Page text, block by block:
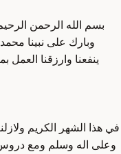
بسم الله الرحمن
وبارك على نبينا
ينفعنا وارزقنا
في هذا الشهر الكريم
وعلى اله وسلم ومع